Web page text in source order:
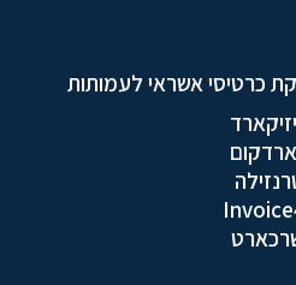
כרטיסי אשראי לעמותות